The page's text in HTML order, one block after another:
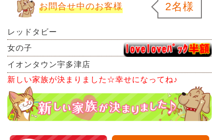
お問合せ中のお客様 2名様
レッドタビー
女の子
イオンタウン宇多津店
新しい家族が決まりました☆幸せになってね♪